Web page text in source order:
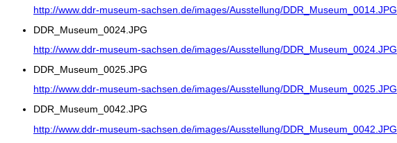
http://www.ddr-museum-sachsen.de/images/Ausstellung/DDR_Museum_0014.JPG
DDR_Museum_0024.JPG
http://www.ddr-museum-sachsen.de/images/Ausstellung/DDR_Museum_0024.JPG
DDR_Museum_0025.JPG
http://www.ddr-museum-sachsen.de/images/Ausstellung/DDR_Museum_0025.JPG
DDR_Museum_0042.JPG
http://www.ddr-museum-sachsen.de/images/Ausstellung/DDR_Museum_0042.JPG